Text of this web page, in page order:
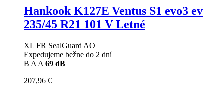
Hankook K127E Ventus S1 evo3 ev
235/45 R21 101 V Letné
XL FR SealGuard AO
Expedujeme bežne do 2 dní
B A A 69 dB
207,96 €